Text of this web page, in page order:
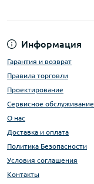
Информация
Гарантия и возврат
Правила торговли
Проектирование
Сервисное обслуживание
О нас
Доставка и оплата
Политика Безопасности
Условия соглашения
Контакты